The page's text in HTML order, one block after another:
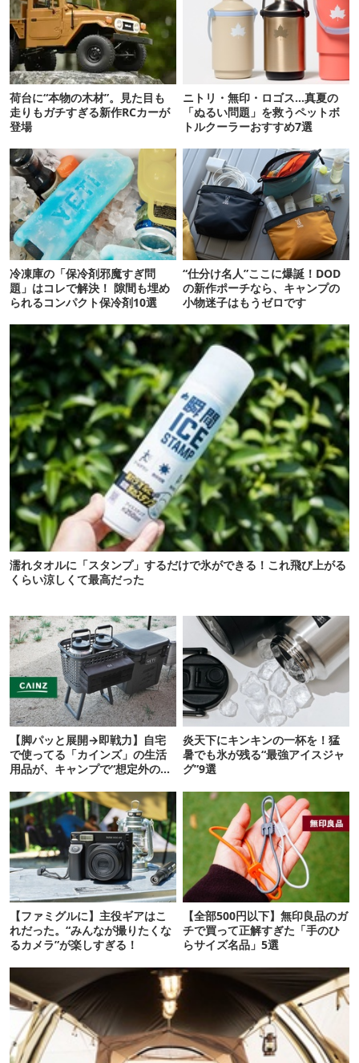
荷台に“本物の木材”。見た目も
走りもガチすぎる新作RCカーが
登場
ニトリ・無印・ロゴス…真夏の
「ぬるい問題」を救うペットボ
トルクーラーおすすめ7選
冷凍庫の「保冷剤邪魔すぎ問
題」はコレで解決！ 隙間も埋め
られるコンパクト保冷剤10選
“仕分け名人”ここに爆誕！DOD
の新作ポーチなら、キャンプの
小物迷子はもうゼロです
濡れタオルに「スタンプ」するだけで氷ができる！これ飛び上がる
くらい涼しくて最高だった
【脚パッと展開→即戦力】自宅
で使ってる「カインズ」の生活
用品が、キャンプで“想定外の万
炎天下にキンキンの一杯を！猛
暑でも氷が残る“最強アイスジャ
グ”9選
【ファミグルに】主役ギアはこ
れだった。“みんなが撮りたくな
るカメラ”が楽しすぎる！
【全部500円以下】無印良品のガ
チで買って正解すぎた「手のひ
らサイズ名品」5選